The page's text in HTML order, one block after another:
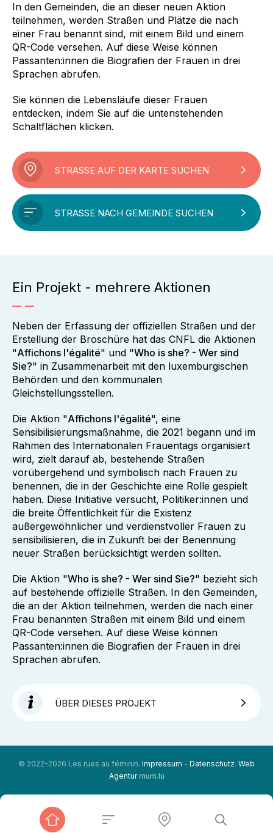
In den Gemeinden, die an dieser neuen Aktion
teilnehmen, werden Straßen und Plätze die nach
einer Frau benannt sind, mit einem Bild und einem
QR-Code versehen. Auf diese Weise können
Passanten:innen die Biografien der Frauen in drei
Sprachen abrufen.
Sie können die Lebensläufe dieser Frauen
entdecken, indem Sie auf die untenstehenden
Schaltflächen klicken.
STRASSE AUF DER KARTE SUCHEN
STRASSE NACH GEMEINDE SUCHEN
Ein Projekt - mehrere Aktionen
Neben der Erfassung der offiziellen Straßen und der
Erstellung der Broschüre hat das CNFL die Aktionen
"Affichons l'égalité" und "Who is she? - Wer sind
Sie?" in Zusammenarbeit mit den luxemburgischen
Behörden und den kommunalen
Gleichstellungsstellen.
Die Aktion "Affichons l'égalité", eine
Sensibilisierungsmaßnahme, die 2021 begann und im
Rahmen des Internationalen Frauentags organisiert
wird, zielt darauf ab, bestehende Straßen
vorübergehend und symbolisch nach Frauen zu
benennen, die in der Geschichte eine Rolle gespielt
haben. Diese Initiative versucht, Politiker:innen und
die breite Öffentlichkeit für die Existenz
außergewöhnlicher und verdienstvoller Frauen zu
sensibilisieren, die in Zukunft bei der Benennung
neuer Straßen berücksichtigt werden sollten.
Die Aktion "Who is she? - Wer sind Sie?" bezieht sich
auf bestehende offizielle Straßen. In den Gemeinden,
die an der Aktion teilnehmen, werden die nach einer
Frau benannten Straßen mit einem Bild und einem
QR-Code versehen. Auf diese Weise können
Passanten:innen die Biografien der Frauen in drei
Sprachen abrufen.
ÜBER DIESES PROJEKT
© 2022-2026 Les rues au féminin. Impressum - Datenschutz. Web
Agentur mum.lu